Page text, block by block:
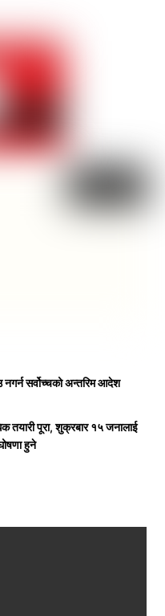
सर्वोच्चको अन्तरिम आदेश
तयारी पूरा, शुक्रबार १५ जनालाई
हुने